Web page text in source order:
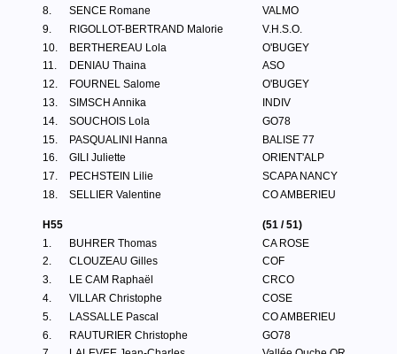
8.
SENCE Romane
VALMO
9.
RIGOLLOT-BERTRAND Malorie
V.H.S.O.
10.
BERTHEREAU Lola
O'BUGEY
11.
DENIAU Thaina
ASO
12.
FOURNEL Salome
O'BUGEY
13.
SIMSCH Annika
INDIV
14.
SOUCHOIS Lola
GO78
15.
PASQUALINI Hanna
BALISE 77
16.
GILI Juliette
ORIENT'ALP
17.
PECHSTEIN Lilie
SCAPA NANCY
18.
SELLIER Valentine CO AMBERIEU
H55
(51 / 51)
1.
BUHRER Thomas
CA ROSE
2.
CLOUZEAU Gilles
COF
3.
LE CAM Raphaël
CRCO
4.
VILLAR Christophe
COSE
5.
LASSALLE Pascal
CO AMBERIEU
6.
RAUTURIER Christophe
GO78